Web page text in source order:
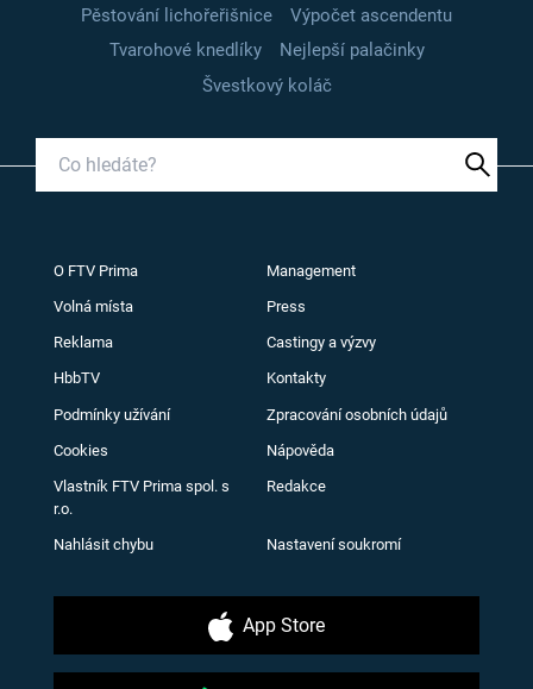
Pěstování lichořeřišnice
Výpočet ascendentu
Tvarohové knedlíky
Nejlepší palačinky
Švestkový koláč
O FTV Prima Management
Volná místa Press
Reklama Castingy a výzvy
HbbTV Kontakty
Podmínky užívání Zpracování osobních údajů
Cookies Nápověda
Vlastník FTV Prima spol. s
r.o.
Redakce
Nahlásit chybu Nastavení soukromí
App Store